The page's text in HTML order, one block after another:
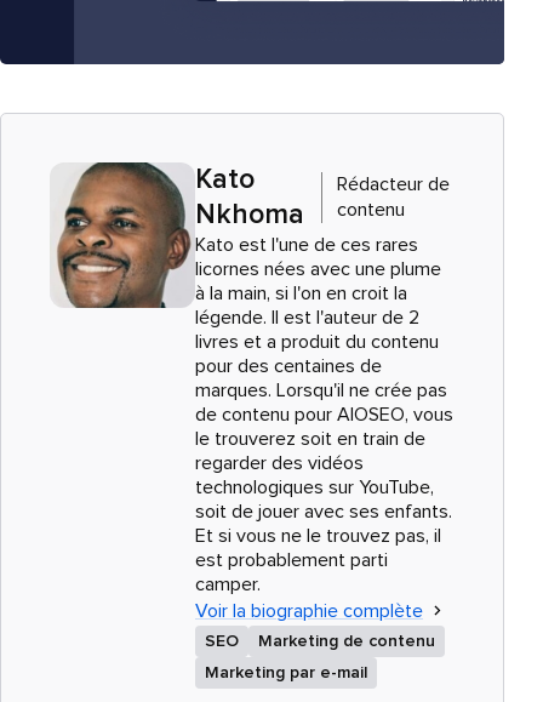
Kato
Nkhoma
Rédacteur de
contenu
Kato est l'une de ces rares
licornes nées avec une plume
à la main, si l'on en croit la
légende. Il est l'auteur de 2
livres et a produit du contenu
pour des centaines de
marques. Lorsqu'il ne crée pas
de contenu pour AIOSEO, vous
le trouverez soit en train de
regarder des vidéos
technologiques sur YouTube,
soit de jouer avec ses enfants.
Et si vous ne le trouvez pas, il
est probablement parti
camper.
Voir la biographie complète
SEO
Marketing de contenu
Marketing par e-mail